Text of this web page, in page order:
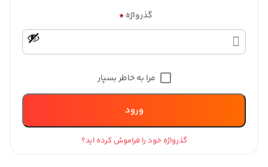
گذرواژه*
مرا به خاطر بسپار
ورود
گذرواژه خود را فراموش کرده اید؟